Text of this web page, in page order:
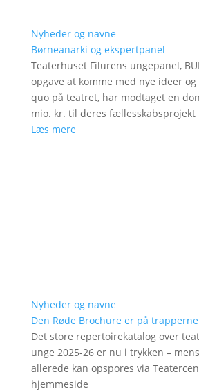
Nyheder og navne
Børneanarki og ekspertpanel
Teaterhuset Filurens ungepanel,
opgave at komme med nye ideer
quo på teatret, har modtaget en
mio. kr. til deres fællesskabsprojekt
Læs mere
Nyheder og navne
Den Røde Brochure er på trapperne
Det store repertoirekatalog over
unge 2025-26 er nu i trykken –
allerede kan opspores via
hjemmeside